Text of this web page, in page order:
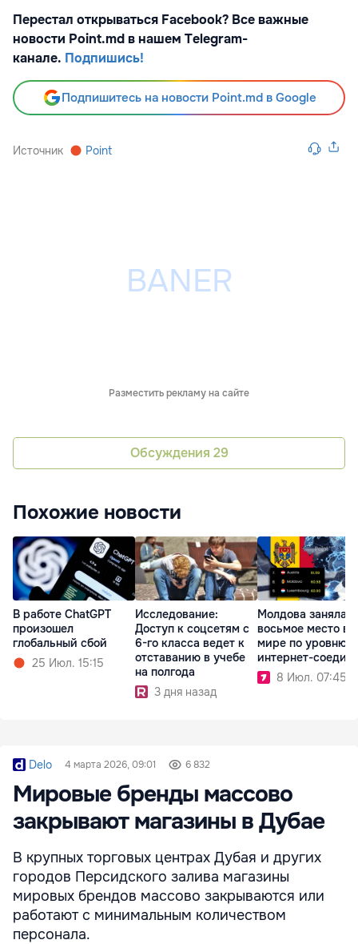
Перестал открываться Facebook? Все важные
новости Point.md в нашем Telegram-
канале. Подпишись!
Подпишитесь на новости Point.md в Google
Источник Point
Разместить рекламу на сайте
Обсуждения 29
Похожие новости
В работе ChatGPT
произошел
глобальный сбой
25 Июл. 15:15
Исследование:
Доступ к соцсетям с
6-го класса ведет к
отставанию в учебе
на полгода
3 дня назад
Молдова заняла
восьмое место в
мире по уровню
интернет-
8 Июл. 07:45
Delo 4 марта 2026, 09:01 6 832
Мировые бренды массово
закрывают магазины в Дубае
В крупных торговых центрах Дубая и других
городов Персидского залива магазины
мировых брендов массово закрываются или
работают с минимальным количеством
персонала.